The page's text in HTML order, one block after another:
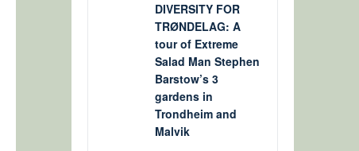
DIVERSITY FOR
TRØNDELAG: A
tour of Extreme
Salad Man Stephen
Barstow’s 3
gardens in
Trondheim and
Malvik